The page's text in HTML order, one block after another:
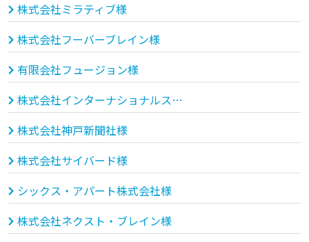
株式会社ミラティブ様
株式会社フーバーブレイン様
有限会社フュージョン様
株式会社インターナショナルスポーツマーケティング様
株式会社神戸新聞社様
株式会社サイバード様
シックス・アパート株式会社様
株式会社ネクスト・ブレイン様